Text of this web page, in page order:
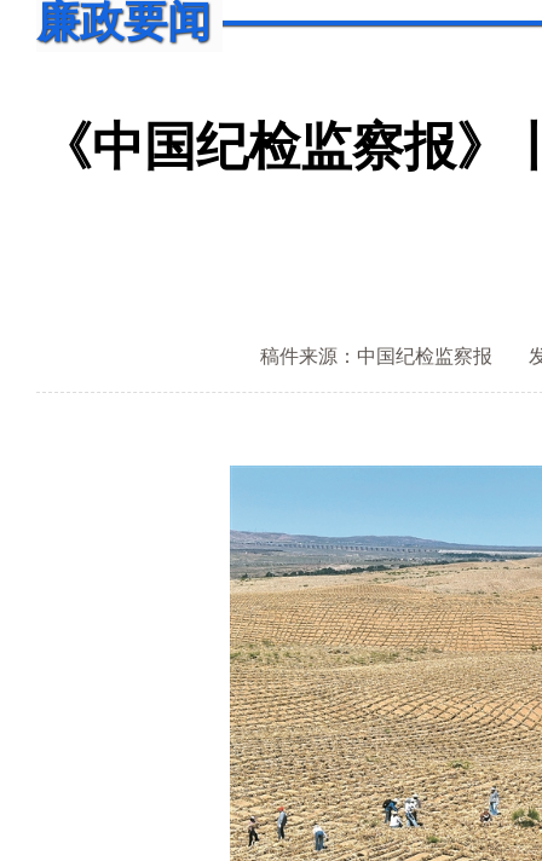
廉政要闻
《中国纪检监察报
稿件来源：中国纪检监察报